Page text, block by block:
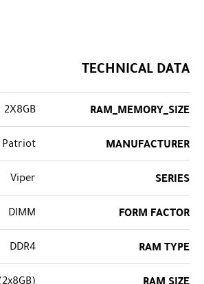
TECHNICAL DATA
RAM_MEMORY_SIZE
2X8GB
MANUFACTURER
Patriot
SERIES
Viper
FORM FACTOR
DIMM
RAM TYPE
DDR4
(2x8GB)